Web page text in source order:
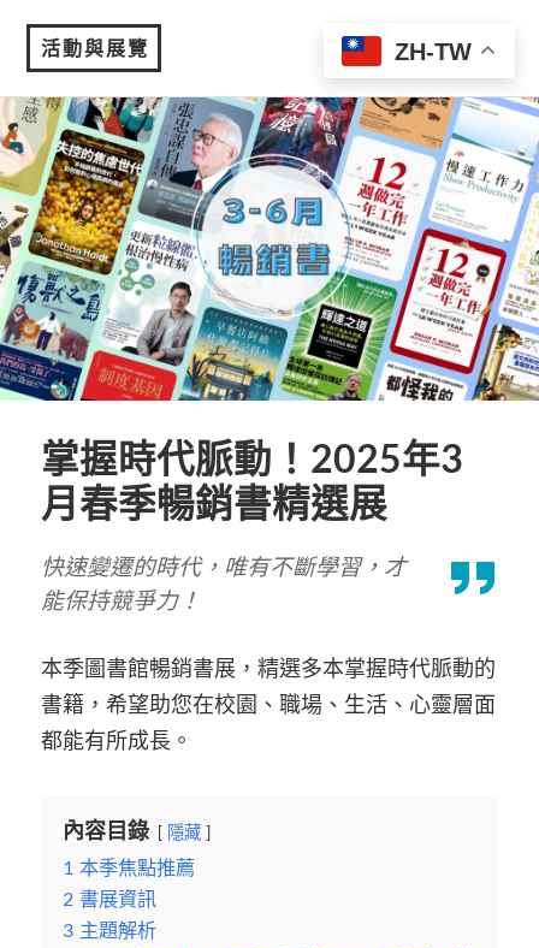
活動與展覽 MENU
掌握時代脈動！2025年3
月春季暢銷書精選展
快速變遷的時代，唯有不斷學習，才
能保持競爭力！
本季圖書館暢銷書展，精選多本掌握時代脈動的
書籍，希望助您在校園、職場、生活、心靈層面
都能有所成長。
內容目錄 隱藏
1 本季焦點推薦
2 書展資訊
3 主題解析
ZH-TW